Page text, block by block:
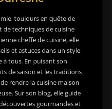
toujours en quête de
techniques de cuisine
cheffe de cuisine, elle
et astuces dans un style
à tous. En puisant son
de saison et les traditions
rendre la cuisine maison
Sur son blog, elle guide
gourmandes et